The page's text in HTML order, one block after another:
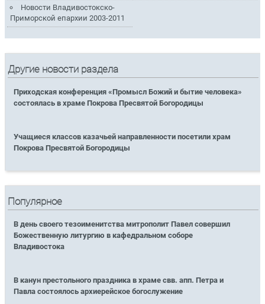
Новости Владивостокско-
Приморской епархии 2003-2011
Другие новости раздела
Приходская конференция «Промысл Божий и бытие человека»
состоялась в храме Покрова Пресвятой Богородицы
Учащиеся классов казачьей направленности посетили храм
Покрова Пресвятой Богородицы
Популярное
В день своего тезоименитства митрополит Павел совершил
Божественную литургию в кафедральном соборе
Владивостока
В канун престольного праздника в храме свв. апп. Петра и
Павла состоялось архиерейское богослужение